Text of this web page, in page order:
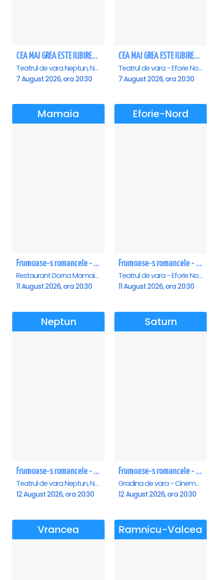
CEA MAI GREA ESTE IUBIREA - Neptun
Teatrul de vara Neptun, Neptun
7 August 2026, ora 20:30
CEA MAI GREA ESTE IUBIREA - Eforie Nord
Teatrul de vara - Eforie Nord, Eforie-Nord
7 August 2026, ora 20:30
Mamaia
Frumoase-s romancele - Mamaia
Restaurant Dorna Mamaia, Mamaia
11 August 2026, ora 20:30
Eforie-Nord
Frumoase-s romancele - Eforie Nord
Teatrul de vara - Eforie Nord, Eforie-Nord
11 August 2026, ora 20:30
Neptun
Frumoase-s romancele - Neptun
Teatrul de vara Neptun, Neptun
12 August 2026, ora 20:30
Saturn
Frumoase-s romancele - Saturn
Gradina de vara - Cinema Saturn, Saturn
12 August 2026, ora 20:30
Vrancea Ramnicu-Valcea